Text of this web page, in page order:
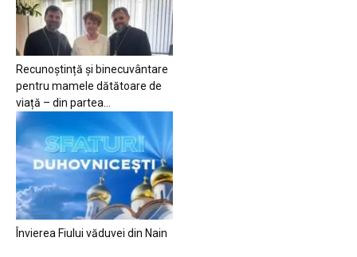
Recunoștință și binecuvântare
pentru mamele dătătoare de
viață – din partea...
Învierea Fiului văduvei din Nain